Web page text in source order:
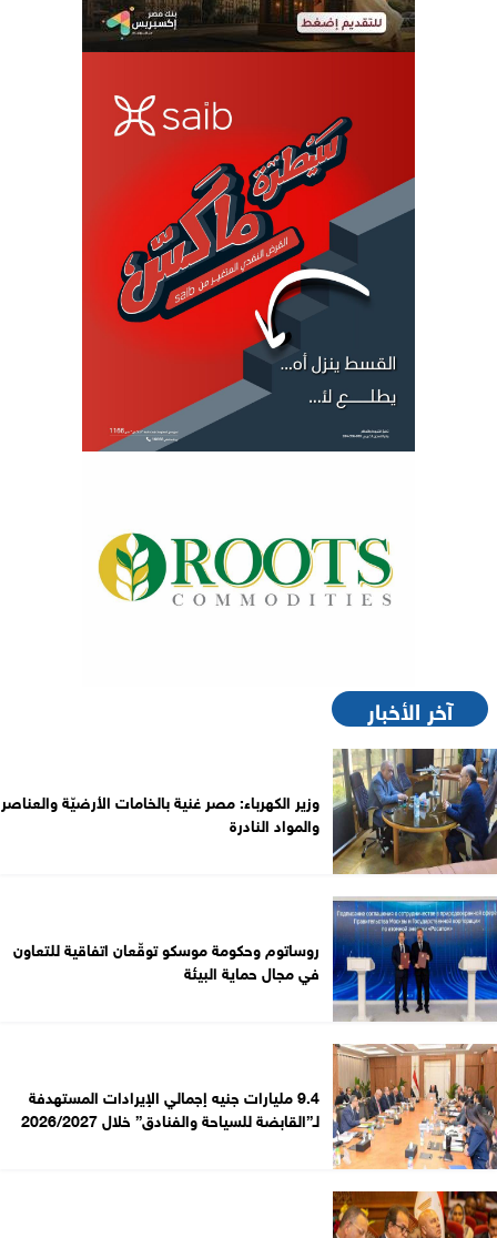
آخر الأخبار
وزير الكهرباء: مصر غنية بالخامات الأرضيّة والعناصر
والمواد النادرة
روساتوم وحكومة موسكو توقّعان اتفاقية للتعاون
في مجال حماية البيئة
9.4 مليارات جنيه إجمالي الإيرادات المستهدفة
لـ”القابضة للسياحة والفنادق” خلال 2026/2027